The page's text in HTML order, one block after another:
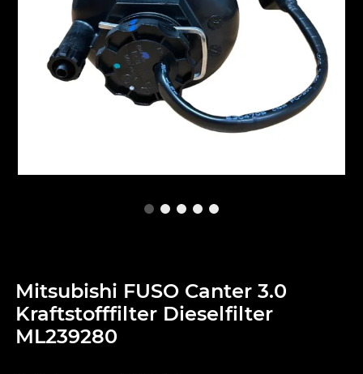
Mitsubishi FUSO Canter 3.0
Kraftstofffilter Dieselfilter
ML239280